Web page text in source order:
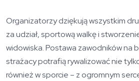
Organizatorzy dziękują wszystkim
za udział, sportową walkę i
widowiska. Postawa zawodników na
strażacy potrafią rywalizować nie
również w sporcie – z ogromnym